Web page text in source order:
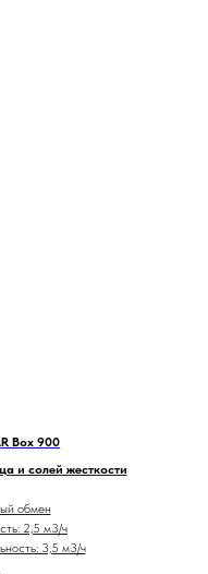
Box 900
и солей жесткости
обмен
2,5 м3/ч
3,5 м3/ч